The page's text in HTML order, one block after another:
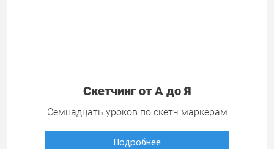
Скетчинг от А до Я
Семнадцать уроков по скетч маркерам
Подробнее